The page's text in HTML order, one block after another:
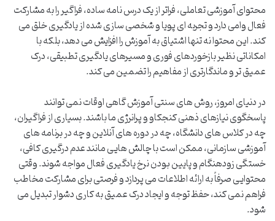
محتوای آموزشی تعاملی، فراتر از یک درس نامه ساده، فراگیر را به مشارکت
فعال وامی دارد و تجربه ای پویا و شخصی سازی شده از یادگیری خلق می
کند. این محتوا نه تنها اشتیاق به آموزش را افزایش می دهد، بلکه با
امکاناتی نظیر بازخوردهای فوری و مسیرهای یادگیری تطبیقی، درک
عمیق تر و ماندگارتری از مفاهیم را تضمین می کند.
در دنیای امروز، روش های سنتی آموزش گاهی اوقات نمی توانند
پاسخگوی نیازهای ذهنی کنجکاو و پرانرژی ما باشند. بسیاری از فراگیران،
چه در کلاس های دانشگاه، چه در دوره های آنلاین و چه در برنامه های
آموزشی سازمانی، ممکن است با چالش هایی مانند عدم درگیری کافی،
خستگی زودهنگام و پایین بودن نرخ یادگیری فعال مواجه شوند. وقتی
محتوایی صرفاً به ارائه اطلاعات می پردازد و فرصتی برای مشارکت مخاطب
فراهم نمی کند، حفظ توجه و ایجاد درک عمیق به کاری دشوار تبدیل می
شود.